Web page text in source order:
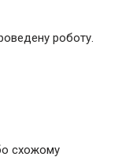
роботу.
схожому